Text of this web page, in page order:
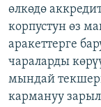
өлкөдө
корпустун өз
аракеттерге
чараларды
мындай
кармануу